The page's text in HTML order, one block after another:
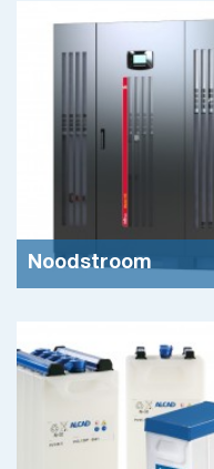
Noodstroom
Één van de
Meer info